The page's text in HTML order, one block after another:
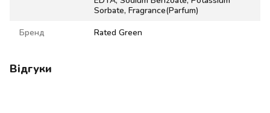
Sorbate, Fragrance(Parfum)
Бренд Rated Green
Відгуки